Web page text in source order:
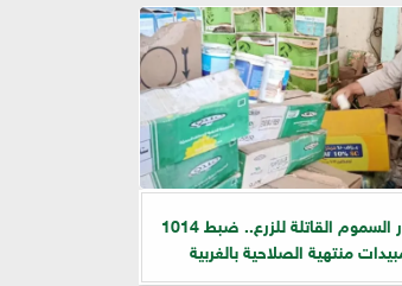
سقوط تجار السموم القاتلة للزرع.. ضبط 1014
منتهية الصلاحية بالغربية